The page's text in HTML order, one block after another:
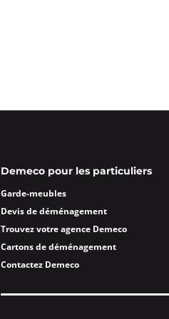
de 09:00 à
41 Rue Delizy 93500
Demeco pour les particuliers
Garde-meubles
Devis de déménagement
Trouvez votre agence Demeco
Cartons de déménagement
Contactez Demeco